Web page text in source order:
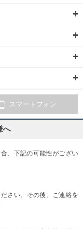
スマートフォン
へ
、下記の可能性がござい
さい。その後、ご連絡を